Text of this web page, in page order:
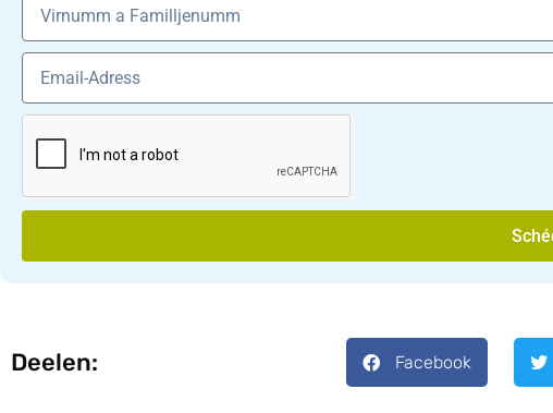
Deelen: Facebook